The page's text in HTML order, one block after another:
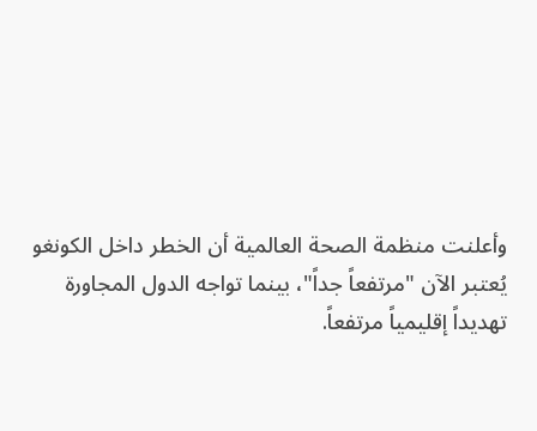
وأعلنت منظمة الصحة العالمية أن الخطر داخل الكونغو
يُعتبر الآن "مرتفعاً جداً"، بينما تواجه الدول المجاورة
تهديداً إقليمياً مرتفعاً.